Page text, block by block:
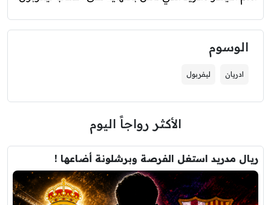
الوسوم
ادريان ليفربول
الأكثر رواجاً اليوم
ريال مدريد استغل الفرصة وبرشلونة أضاعها !